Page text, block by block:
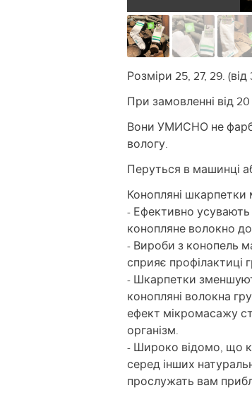
Розміри 25, 27, 29.
При замовленні від
Вони УМИСНО не
вологу.
Перуться в машинці
Конопляні шкарпетки
- Ефективно усувають
конопляне волокно
- Вироби з конопель
сприяє профілактиці
- Шкарпетки
конопляні волокна
ефект мікромасажу
організм.
- Широко відомо, що
серед інших
прослужать вам